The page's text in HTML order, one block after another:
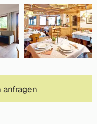
anfragen